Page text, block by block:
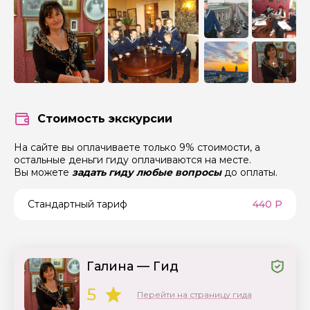
+
Стоимость экскурсии
На сайте вы оплачиваете только 9% стоимости, а
остальные деньги гиду оплачиваются на месте.
Вы можете задать гиду любые вопросыдо оплаты.
Стандартный тариф 440 Р
Галина — Гид
5 Перейти на страницу гида